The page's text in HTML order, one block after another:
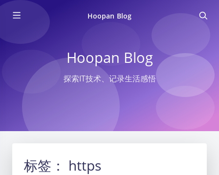
Hoopan Blog
Hoopan Blog
探索IT技术、记录生活感悟
标签： https